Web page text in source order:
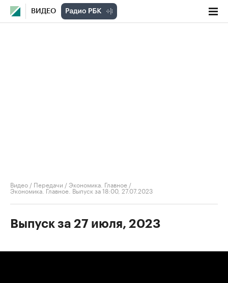
ВИДЕО
Видео / Передачи /Экономика. Главное /
Экономика. Главное. Выпуск за 18:00, 27.07.2023
Выпуск за 27 июля, 2023